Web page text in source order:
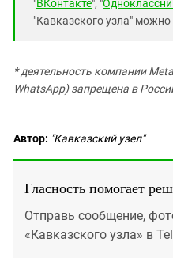
"ВКонтакте", "
"Кавказского узла" можно
* деятельность компании
WhatsApp) запрещена в
Автор: "Кавказский узел"
Гласность помогает
Отправь сообщение,
«Кавказского узла» в